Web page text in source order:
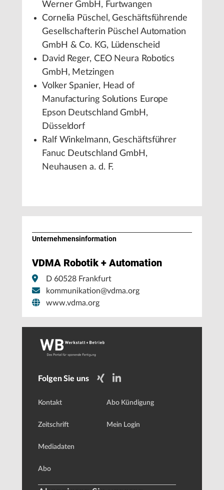
Werner GmbH, Furtwangen
Cornelia Püschel, Geschäftsführende
Gesellschafterin Püschel Automation
GmbH & Co. KG, Lüdenscheid
David Reger, CEO Neura Robotics
GmbH, Metzingen
Volker Spanier, Head of
Manufacturing Solutions Europe
Epson Deutschland GmbH,
Düsseldorf
Ralf Winkelmann, Geschäftsführer
Fanuc Deutschland GmbH,
Neuhausen a. d. F.
Unternehmens­information
VDMA Robotik + Automation
D 60528 Frankfurt
kommunikation@vdma.org
www.vdma.org
Folgen Sie uns
Kontakt
Zeitschrift
Mediadaten
Abo
Abo Kündigung
Mein Login